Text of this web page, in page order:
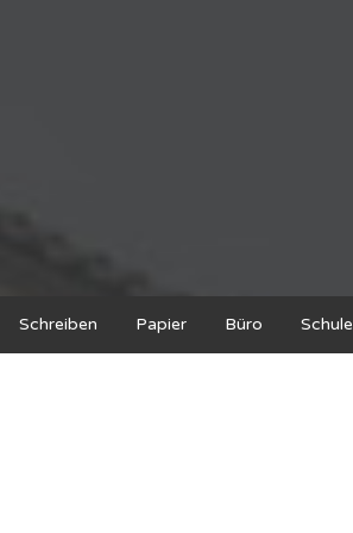
Schreiben Papier Büro Schule